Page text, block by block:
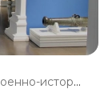
Малоярославецкий военно-истори...